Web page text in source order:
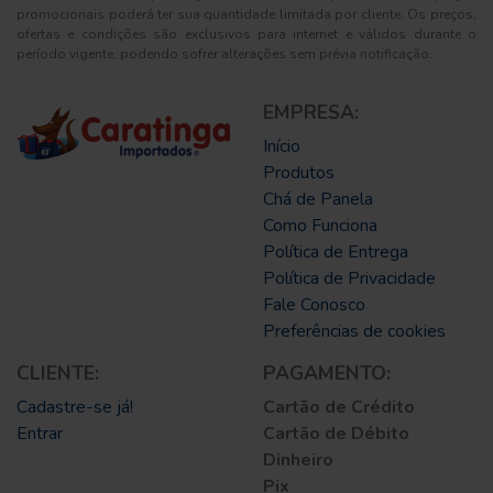
promocionais poderá ter sua quantidade limitada por cliente. Os preços,
ofertas e condições são exclusivos para internet e válidos durante o
período vigente, podendo sofrer alterações sem prévia notificação.
EMPRESA:
Início
Produtos
Chá de Panela
Como Funciona
Política de Entrega
Política de Privacidade
Fale Conosco
Preferências de cookies
CLIENTE:
Cadastre-se já!
Entrar
PAGAMENTO:
Cartão de Crédito
Cartão de Débito
Dinheiro
Pix